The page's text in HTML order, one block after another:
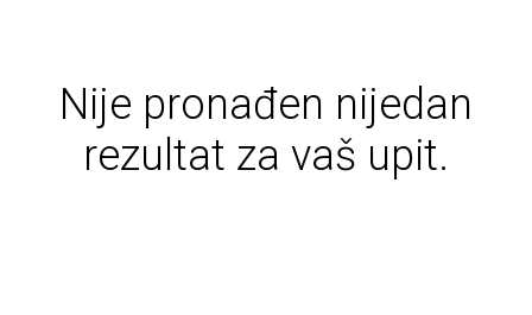
Nije pronađen nijedan
rezultat za vaš upit.